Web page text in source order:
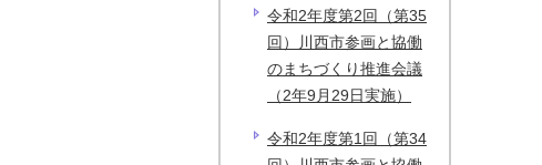
令和2年度第2回（第35
回）川西市参画と協働
のまちづくり推進会議
（2年9月29日実施）
令和2年度第1回（第34